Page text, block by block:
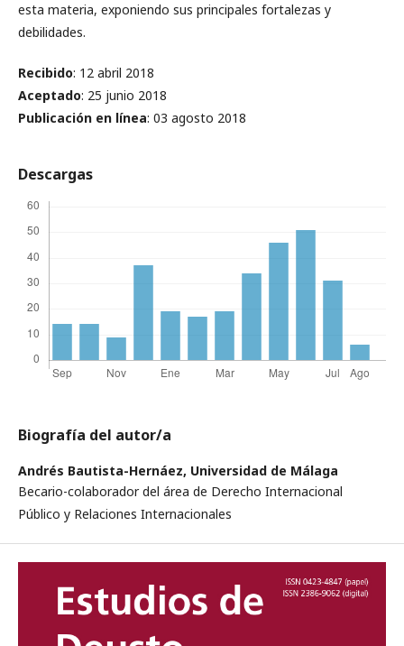
esta materia, exponiendo sus principales fortalezas y
debilidades.
Recibido: 12 abril 2018
Aceptado: 25 junio 2018
Publicación en línea: 03 agosto 2018
Descargas
Biografía del autor/a
Andrés Bautista-Hernáez, Universidad de Málaga
Becario-colaborador del área de Derecho Internacional
Público y Relaciones Internacionales